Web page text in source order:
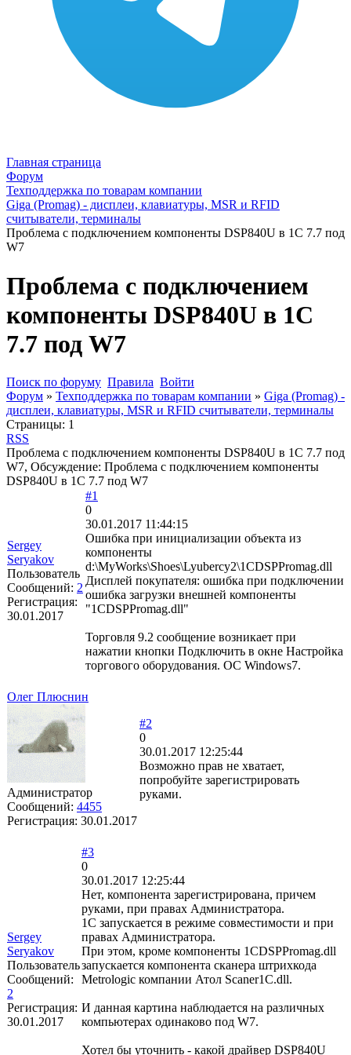
Главная страница
Форум
Техподдержка по товарам компании
Giga (Promag) - дисплеи, клавиатуры, MSR и RFID
считыватели, терминалы
Проблема с подключением компоненты DSP840U в 1С 7.7 под
W7
Проблема с подключением
компоненты DSP840U в 1С
7.7 под W7
Поиск по форуму Правила Войти
Форум » Техподдержка по товарам компании » Giga (Promag) -
дисплеи, клавиатуры, MSR и RFID считыватели, терминалы
Страницы: 1
RSS
Проблема с подключением компоненты DSP840U в 1С 7.7 под
W7, Обсуждение: Проблема с подключением компоненты
DSP840U в 1С 7.7 под W7
Sergey
Seryakov
Пользователь
Сообщений: 2
Регистрация:
30.01.2017
#1
0
30.01.2017 11:44:15
Ошибка при инициализации объекта из
компоненты
d:\MyWorks\Shoes\Lyubercy2\1CDSPPromag.dll
Дисплей покупателя: ошибка при подключении
ошибка загрузки внешней компоненты
"1CDSPPromag.dll"
Торговля 9.2 сообщение возникает при
нажатии кнопки Подключить в окне Настройка
торгового оборудования. ОС Windows7.
Олег Плюснин
Администратор
Сообщений: 4455
Регистрация: 30.01.2017
#2
0
30.01.2017 12:25:44
Возможно прав не хватает,
попробуйте зарегистрировать
руками.
Sergey
Seryakov
Пользователь
Сообщений:
2
Регистрация:
30.01.2017
#3
0
30.01.2017 12:25:44
Нет, компонента зарегистрирована, причем
руками, при правах Администратора.
1С запускается в режиме совместимости и при
правах Администратора.
При этом, кроме компоненты 1CDSPPromag.dll
запускается компонента сканера штрихкода
Metrologic компании Атол Scaner1C.dll.
И данная картина наблюдается на различных
компьютерах одинаково под W7.
Хотел бы уточнить - какой драйвер DSP840U